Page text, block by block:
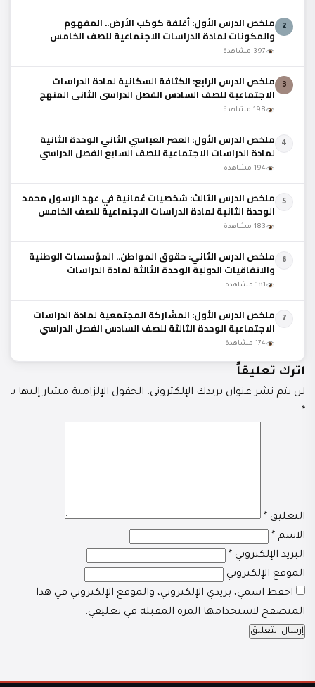
2 ملخص الدرس الأول: أغلفة كوكب الأرض.. المفهوم
والمكونات لمادة الدراسات الاجتماعية للصف الخامس
الفصل الدراسي الثاني المنهج العماني
397 مشاهدة
3 ملخص الدرس الرابع: الكثافة السكانية لمادة الدراسات
الاجتماعية للصف السادس الفصل الدراسي الثاني المنهج
العماني
198 مشاهدة
4 ملخص الدرس الأول: العصر العباسي الثاني الوحدة الثانية
لمادة الدراسات الاجتماعية للصف السابع الفصل الدراسي
الثاني المنهج العماني
194 مشاهدة
5 ملخص الدرس الثالث: شخصيات عُمانية في عهد الرسول محمد
الوحدة الثانية لمادة الدراسات الاجتماعية للصف الخامس
الفصل الدراسي الثاني المنهج العماني
183 مشاهدة
6 ملخص الدرس الثاني: حقوق المواطن.. المؤسسات الوطنية
والاتفاقيات الدولية الوحدة الثالثة لمادة الدراسات
الاجتماعية للصف الخامس الفصل الدراسي الثاني
181 مشاهدة
7 ملخص الدرس الأول: المشاركة المجتمعية لمادة الدراسات
الاجتماعية الوحدة الثالثة للصف السادس الفصل الدراسي
الثاني المنهج العماني
174 مشاهدة
اترك تعليقاً
لن يتم نشر عنوان بريدك الإلكتروني. الحقول الإلزامية مشار إليها بـ
*
التعليق *
الاسم *
البريد الإلكتروني *
الموقع الإلكتروني
احفظ اسمي، بريدي الإلكتروني، والموقع الإلكتروني في هذا
المتصفح لاستخدامها المرة المقبلة في تعليقي.